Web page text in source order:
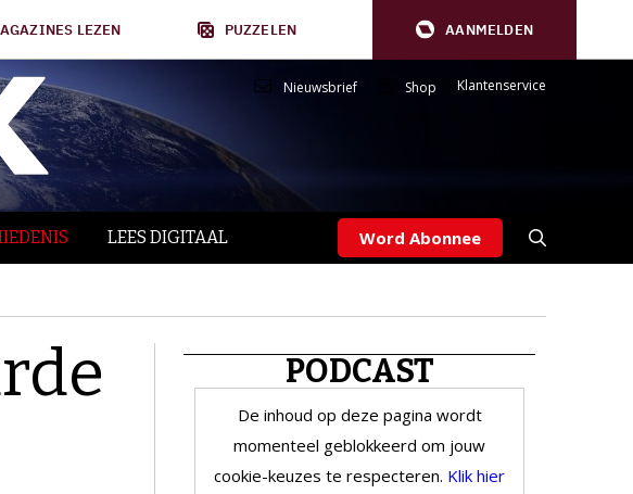
LEZEN PUZZELEN AANMELDEN
Nieuwsbrief Shop Klantenservice
LEES DIGITAAL Word Abonnee
PODCAST
De inhoud op deze pagina wordt
momenteel geblokkeerd om jouw
cookie-keuzes te respecteren. Klik hier